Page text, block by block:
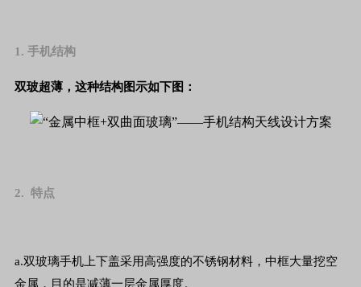
1. 手机结构
双玻超薄，这种结构图示如下图：
2. 特点
a.双玻璃手机上下盖采用高强度的不锈钢材料，中框大量挖空
金属，目的是减薄一层金属厚度。